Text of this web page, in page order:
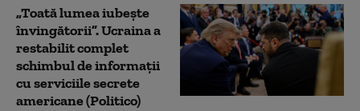
„Toată lumea iubește
învingătorii”. Ucraina a
restabilit complet
schimbul de informații
cu serviciile secrete
americane (Politico)